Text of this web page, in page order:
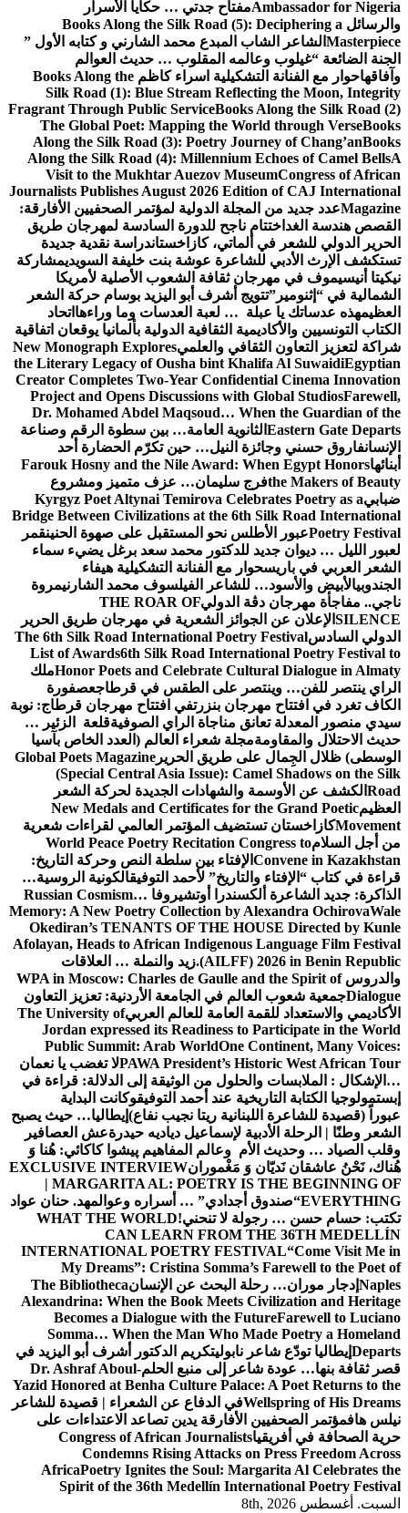
Ambassador for Nigeriaمفتاح جدتي … حكايا الأسرار
والرسائل Books Along the Silk Road (5): Deciphering a
Masterpiece الشاعر الشاب المبدع محمد الشارني و كتابه الأول ”
الجنة الضائعة “غيلوب وعالمه المقلوب … حديث العوالم
وآفاقهاحوار مع الفنانة التشكيلية اسراء كاظم Books Along the
Silk Road (1): Blue Stream Reflecting the Moon, Integrity
Fragrant Through Public ServiceBooks Along the Silk Road (2)
The Global Poet: Mapping the World through VerseBooks
Along the Silk Road (3): Poetry Journey of Chang’anBooks
Along the Silk Road (4): Millennium Echoes of Camel BellsA
Visit to the Mukhtar Auezov MuseumCongress of African
Journalists Publishes August 2026 Edition of CAJ International
Magazineعدد جديد من المجلة الدولية لمؤتمر الصحفيين الأفارقة:
القصص هندسة الغد اختتام ناجح للدورة السادسة لمهرجان طريق
الحرير الدولي للشعر في ألماتي، كازاخستاندراسة نقدية جديدة
تستكشف الإرث الأدبي للشاعرة عوشة بنت خليفة السويديمشاركة
نيكيتا أنيسيموف في مهرجان ثقافة الشعوب الأصلية لأمريكا
الشمالية في “إثنومير”تتويج أشرف أبو اليزيد بوسام حركة الشعر
العظيمهذه عدساتك يا عبلة … لعبة العدسات وما وراءها اتحاد
الكتاب التونسيين والأكاديمية الثقافية الدولية بألمانيا يوقعان اتفاقية
شراكة لتعزيز التعاون الثقافي والعلميNew Monograph Explores
the Literary Legacy of Ousha bint Khalifa Al SuwaidiEgyptian
Creator Completes Two-Year Confidential Cinema Innovation
Project and Opens Discussions with Global StudiosFarewell,
Dr. Mohamed Abdel Maqsoud… When the Guardian of the
Eastern Gate Departs الثانوية العامة… بين سطوة الرقم وصناعة
الإنسانفاروق حسني وجائزة النيل… حين تكرّم الحضارة أحد
أبنائهاFarouk Hosny and the Nile Award: When Egypt Honors
the Makers of Beautyفرج سليمان… عزف متميز ومشروع
ضبابيKyrgyz Poet Altynai Temirova Celebrates Poetry as a
Bridge Between Civilizations at the 6th Silk Road International
Poetry Festivalعبور الأطلس نحو المستقبل على صهوة الحنينقمر
لعبور الليل … ديوان جديد للدكتور محمد سعد برغل يضيء سماء
الشعر العربي في باريسحوار مع الفنانة التشكيلية هيفاء
الجندوبيالأبيض والأسود… للشاعر الفيلسوف محمد الشارنيمروة
ناجي.. مفاجأة مهرجان دڨة الدوليTHE ROAR OF
SILENCE الإعلان عن الجوائز الشعرية في مهرجان طريق الحرير
الدولي السادسThe 6th Silk Road International Poetry Festival
List of Awards6th Silk Road International Poetry Festival to
Honor Poets and Celebrate Cultural Dialogue in Almatyملك
الراي ينتصر للفن… وينتصر على الطقس في قرطاجعصفورة
الكاف تغرد في افتتاح مهرجان بنزرتفي افتتاح مهرجان قرطاج: نوبة
سيدي منصور المعدلة تعانق مناجاة الراي الصوفيةقلعة الزئير …
حديث الاحتلال والمقاومةمجلة شعراء العالم (العدد الخاص بآسيا
الوسطى) ظلال الجِمال على طريق الحرير Global Poets Magazine
(Special Central Asia Issue): Camel Shadows on the Silk
Road الكشف عن الأوسمة والشهادات الجديدة لحركة الشعر
العظيمNew Medals and Certificates for the Grand Poetic
Movementكازاخستان تستضيف المؤتمر العالمي لقراءات شعرية
من أجل السلامWorld Peace Poetry Recitation Congress to
Convene in Kazakhstan الإفتاء بين سلطة النص وحركة التاريخ:
قراءة في كتاب “الإفتاء والتاريخ” لأحمد التوفيقالكونية الروسية…
الذاكرة: جديد الشاعرة ألكسندرا أوتشيروفا Russian Cosmism…
Memory: A New Poetry Collection by Alexandra OchirovaWale
Okediran’s TENANTS OF THE HOUSE Directed by Kunle
Afolayan, Heads to African Indigenous Language Film Festival
(AILFF) 2026 in Benin Republic. زيد والنملة … العلاقات
والدروسWPA in Moscow: Charles de Gaulle and the Spirit of
Dialogueجمعية شعوب العالم في الجامعة الأردنية: تعزيز التعاون
الأكاديمي والاستعداد للقمة العامة للعالم العربيThe University of
Jordan expressed its Readiness to Participate in the World
Public Summit: Arab WorldOne Continent, Many Voices:
PAWA President’s Historic West African Tourلا تغضب يا نعمان
…الإشكال : الملابسات والحلول من الوثيقة إلى الدلالة: قراءة في
إبستمولوجيا الكتابة التاريخية عند أحمد التوفيقوكانت البداية
عبوراً (قصيدة للشاعرة اللبنانية ريتا نجيب نفاع) إيطاليا… حيث يصبح
الشعر وطنًا | الرحلة الأدبية لإسماعيل دياديه حيدرةعش العصافير
وقلب الصياد … وحديث الأم وعالم المفاهيم پیشوا کاکائي: هُنا وَ
هُناك، نَحْنُ عاشقان نَديّان وَ مَغْمورانEXCLUSIVE INTERVIEW
| MARGARITA AL: POETRY IS THE BEGINNING OF
EVERYTHING“صندوق أجدادي” … أسراره وعوالمهد. حنان عواد
تكتب: حسام حسن … رجولة لا تنحني!WHAT THE WORLD
CAN LEARN FROM THE 36TH MEDELLÍN
INTERNATIONAL POETRY FESTIVAL“Come Visit Me in
My Dreams”: Cristina Somma’s Farewell to the Poet of
Naples إدجار موران… رحلة البحث عن الإنسانThe Bibliotheca
Alexandrina: When the Book Meets Civilization and Heritage
Becomes a Dialogue with the FutureFarewell to Luciano
Somma… When the Man Who Made Poetry a Homeland
Departs إيطاليا تودّع شاعر نابوليتكريم الدكتور أشرف أبو اليزيد في
قصر ثقافة بنها… عودة شاعر إلى منبع الحلمDr. Ashraf Aboul-
Yazid Honored at Benha Culture Palace: A Poet Returns to the
Wellspring of His Dreamsفي الدفاع عن الشعراء | قصيدة للشاعر
نيلس هافمؤتمر الصحفيين الأفارقة يدين تصاعد الاعتداءات على
حرية الصحافة في أفريقياCongress of African Journalists
Condemns Rising Attacks on Press Freedom Across
AfricaPoetry Ignites the Soul: Margarita Al Celebrates the
Spirit of the 36th Medellín International Poetry Festival
السبت. أغسطس 8th, 2026